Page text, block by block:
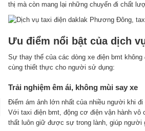
thị mà còn mang lại những chuyến đi chất
Ưu điểm nổi bật của dịch
Sự thay thế của các dòng xe điện bmt
cùng thiết thực cho người sử dụng:
Trải nghiệm êm ái, không mùi say xe
Điểm ám ảnh lớn nhất của nhiều người khi
Với taxi điện bmt, động cơ điện vận hành vô
thất luôn giữ được sự trong lành, giúp người